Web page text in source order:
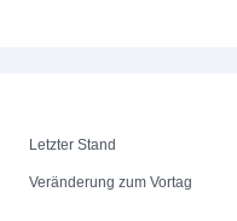
Letzter Stand
Veränderung zum Vortag